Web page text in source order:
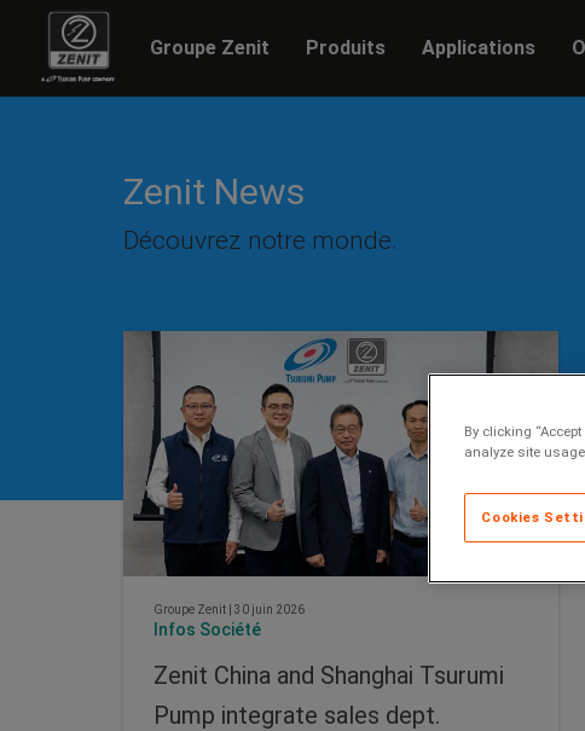
Groupe Zenit Produits Applications
Zenit News
Découvrez notre monde.
Groupe Zenit 30 juin 2026
Infos Société
Zenit China and Shanghai Tsurumi
Pump integrate sales dept.
By clicking
analyze site
Cookies